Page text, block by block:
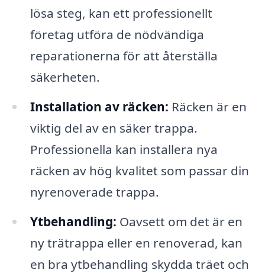
lösa steg, kan ett professionellt
företag utföra de nödvändiga
reparationerna för att återställa
säkerheten.
Installation av räcken: Räcken är en
viktig del av en säker trappa.
Professionella kan installera nya
räcken av hög kvalitet som passar din
nyrenoverade trappa.
Ytbehandling: Oavsett om det är en
ny trätrappa eller en renoverad, kan
en bra ytbehandling skydda träet och